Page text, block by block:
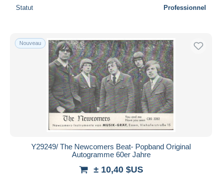
Statut Professionnel
Nouveau
Y29249/ The Newcomers Beat- Popband Original
Autogramme 60er Jahre
± 10,40 $US